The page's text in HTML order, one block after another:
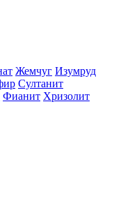
Жемчуг Изумруд
Султанит
Фианит Хризолит